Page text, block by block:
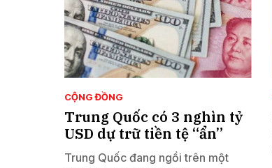
CỘNG ĐỒNG
Trung Quốc có 3 nghìn tỷ
USD dự trữ tiền tệ “ẩn”
Trung Quốc đang ngồi trên một